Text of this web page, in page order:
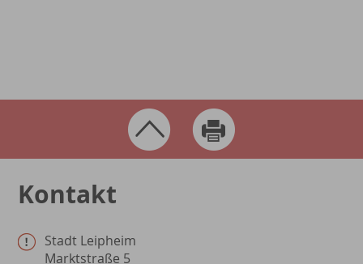
Kontakt
Stadt Leipheim
Marktstraße 5